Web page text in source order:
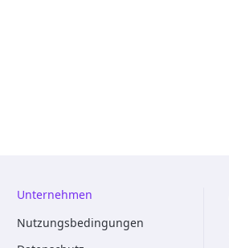
Unternehmen
Nutzungsbedingungen